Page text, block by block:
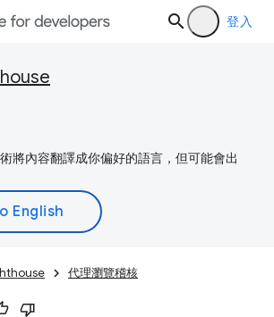
登入
將內容翻譯成你偏好的語言，但可能會出
代理瀏覽稽核